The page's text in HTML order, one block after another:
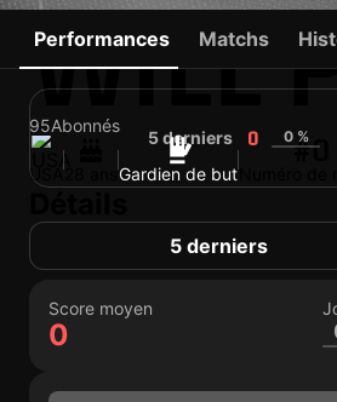
WILL
95Abonnés
USA Gardien de but
#0
Performances Matchs
5 derniers 0 0 %
5 derniers
Score moyen
0